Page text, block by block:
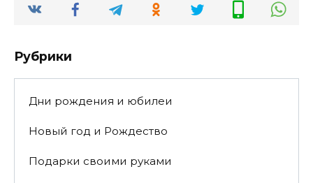
Рубрики
Дни рождения и юбилеи
Новый год и Рождество
Подарки своими руками